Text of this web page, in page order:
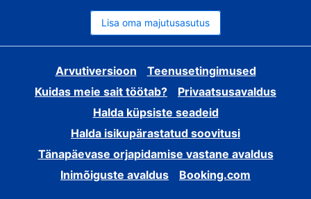
Lisa oma majutusasutus
Arvutiversioon
Teenusetingimused
Kuidas meie sait töötab?
Privaatsusavaldus
Halda küpsiste seadeid
Halda isikupärastatud soovitusi
Tänapäevase orjapidamise vastane avaldus
Inimõiguste avaldus
Booking.com